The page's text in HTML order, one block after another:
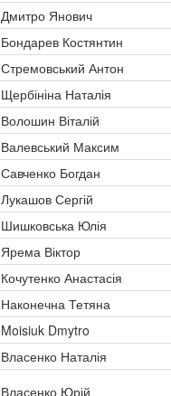
Дмитро Янович
Бондарев Костянтин
Стремовський Антон
Щербініна Наталія
Волошин Віталій
Валевський Максим
Савченко Богдан
Лукашов Сергій
Шишковська Юлія
Ярема Віктор
Кочутенко Анастасія
Наконечна Тетяна
Moisiuk Dmytro
Власенко Наталія
Власенко Юрій